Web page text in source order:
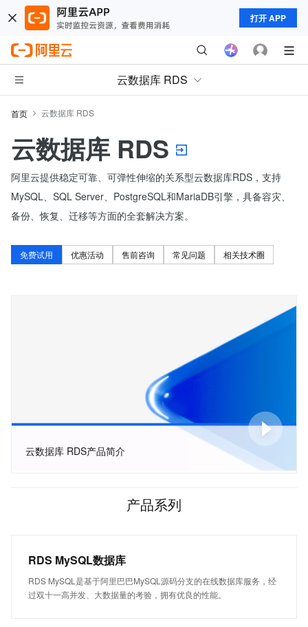
打开 APP
云数据库 RDS
首页 云数据库 RDS
云数据库 RDS
阿里云提供稳定可靠、可弹性伸缩的关系型云数据库RDS，支持
MySQL、SQL Server、PostgreSQL和MariaDB引擎，具备容灾、
备份、恢复、迁移等方面的全套解决方案。
免费试用 优惠活动 售前咨询 常见问题 相关技术圈
云数据库 RDS产品简介
产品系列
RDS MySQL数据库
RDS MySQL是基于阿里巴巴MySQL源码分支的在线数据库服务，经
过双十一高并发、大数据量的考验，拥有优良的性能。